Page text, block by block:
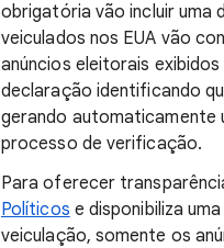
obrigatória vão incluir uma
veiculados nos EUA vão
anúncios eleitorais
declaração identificando
gerando automaticamente
processo de verificação.
Para oferecer
Políticos e disponibiliza
veiculação, somente os